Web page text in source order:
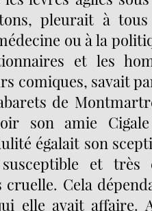
pleurait à
ou à la
et les
comiques, savait
de
son amie
égalait son
et très
Cela
elle avait affaire.